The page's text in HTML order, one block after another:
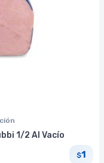
1/2 Al Vacío
$1